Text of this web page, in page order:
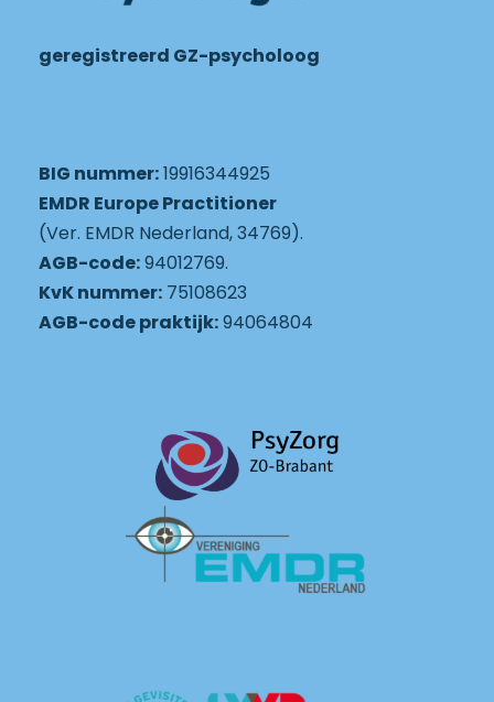
geregistreerd GZ-psycholoog
BIG nummer:19916344925
EMDR Europe Practitioner
(Ver. EMDR Nederland, 34769).
AGB-code:94012769.
KvK nummer: 75108623
AGB-code praktijk:94064804